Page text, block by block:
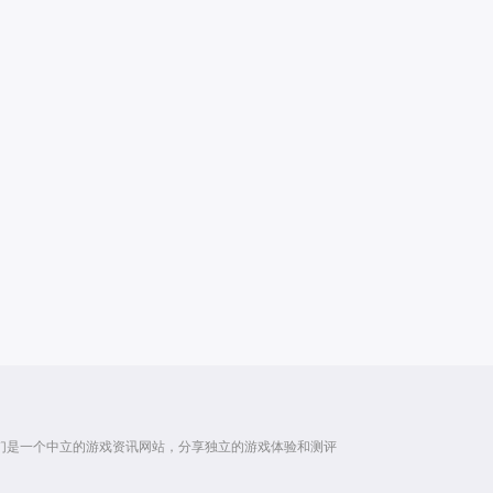
是一个中立的游戏资讯网站，分享独立的游戏体验和测评